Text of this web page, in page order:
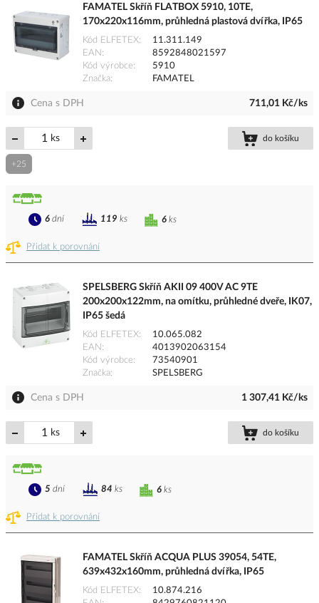
FAMATEL Skříň FLATBOX 5910, 10TE,
170x220x116mm, průhledná plastová dvířka, IP65
Kód ELFETEX
11.311.149
EAN
8592848021597
Kód výrobce
5910
Značka
FAMATEL
Cena s DPH 711,01 Kč/ks
ks do košíku
+25
Přidat k porovnání
6 ks
6 dní 119 ks
SPELSBERG Skříň AKII 09 400V AC 9TE
200x200x122mm, na omítku, průhledné dveře, IK07,
IP65 šedá
Kód ELFETEX
10.065.082
EAN
4013902063154
Kód výrobce
73540901
Značka
SPELSBERG
Cena s DPH 1 307,41 Kč/ks
ks do košíku
Přidat k porovnání
6 ks
5 dní 84 ks
FAMATEL Skříň ACQUA PLUS 39054, 54TE,
639x432x160mm, průhledná dvířka, IP65
Kód ELFETEX
10.874.216